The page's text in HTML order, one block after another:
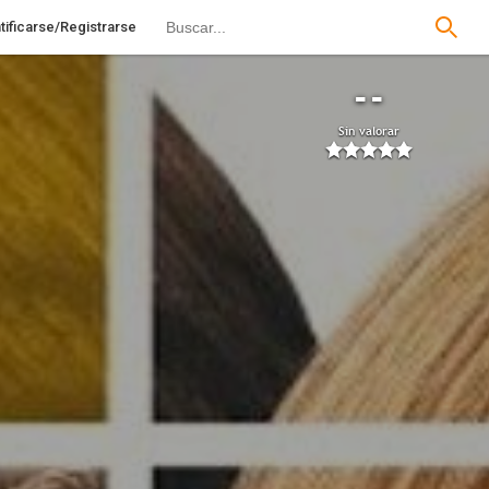
Registrarse
--
Sin valorar